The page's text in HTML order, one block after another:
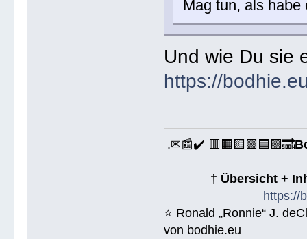
Mag tun, als habe
Und wie Du sie
https://
.✉📰✔️ 🟥🟧🟨🟩🟦🟪🔜
† Übersicht +
https://
⭐️ Ronald „Ronnie“ J.
von bodhie.eu